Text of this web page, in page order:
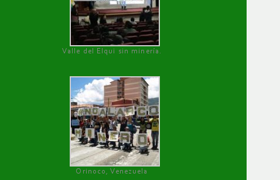
Valle del Elqui sin minería.
Orinoco, Venezuela